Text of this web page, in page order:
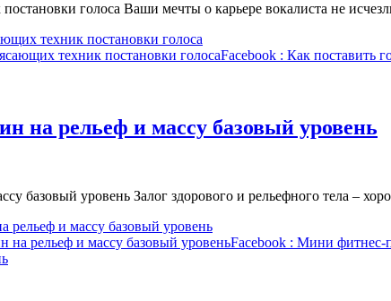
голоса Ваши мечты о карьере вокалиста не
техник постановки голоса
техник постановки голосаFacebook : Как поставить
на рельеф и массу базовый уровень
базовый уровень Залог здорового и рельефного тела –
и массу базовый уровень
рельеф и массу базовый уровеньFacebook : Мини фитнес-